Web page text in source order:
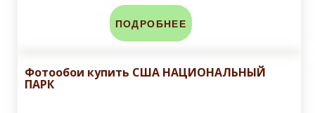
ПОДРОБНЕЕ
Фотообои купить США НАЦИОНАЛЬНЫЙ
ПАРК